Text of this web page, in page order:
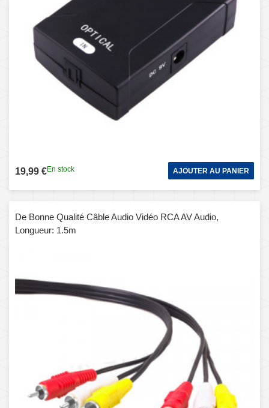
19,99 €En stock AJOUTER AU PANIER
De Bonne Qualité Câble Audio Vidéo RCA AV Audio,
Longueur: 1.5m